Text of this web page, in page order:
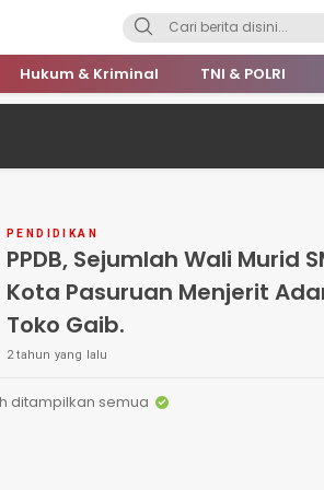
Hukum & Kriminal TNI & POLRI
PENDIDIKAN
PPDB, Sejumlah Wali Murid
Kota Pasuruan Menjerit
Toko Gaib.
2 tahun yang lalu
ditampilkan semua